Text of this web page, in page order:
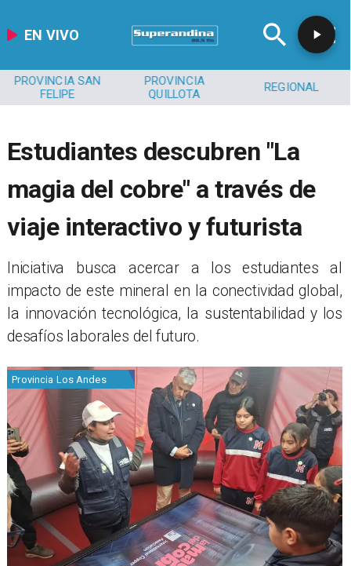
EN VIVO
PROVINCIA SAN
FELIPE
PROVINCIA
QUILLOTA
REGIONAL
Estudiantes descubren "La
magia del cobre" a través de
viaje interactivo y futurista
​Iniciativa busca acercar a los estudiantes al
impacto de este mineral en la conectividad global,
la innovación tecnológica, la sustentabilidad y los
desafíos laborales del futuro.
Provincia Los Andes